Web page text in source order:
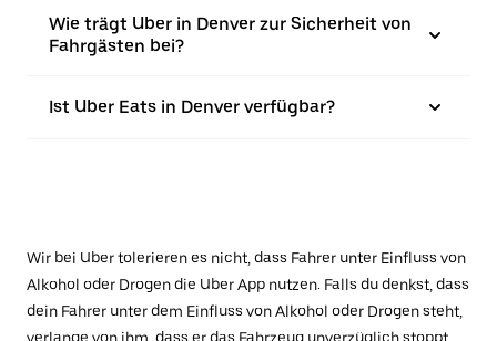
Wie trägt Uber in Denver zur Sicherheit von
Fahrgästen bei?
Ist Uber Eats in Denver verfügbar?
Wir bei Uber tolerieren es nicht, dass Fahrer unter Einfluss von
Alkohol oder Drogen die Uber App nutzen. Falls du denkst, dass
dein Fahrer unter dem Einfluss von Alkohol oder Drogen steht,